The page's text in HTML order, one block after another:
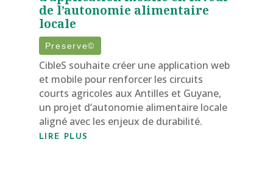
de l’autonomie alimentaire
locale
Preserve©
CibleS souhaite créer une application web
et mobile pour renforcer les circuits
courts agricoles aux Antilles et Guyane,
un projet d’autonomie alimentaire locale
aligné avec les enjeux de durabilité.
LIRE PLUS